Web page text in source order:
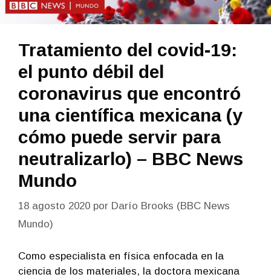
Tratamiento del covid-19:
el punto débil del
coronavirus que encontró
una científica mexicana (y
cómo puede servir para
neutralizarlo) – BBC News
Mundo
18 agosto 2020 por Darío Brooks (BBC News
Mundo)
Como especialista en física enfocada en la
ciencia de los materiales, la doctora mexicana